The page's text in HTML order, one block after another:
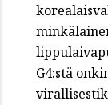
G4:stä